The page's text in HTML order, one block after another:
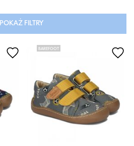
POKAŻ FILTRY
BAREFOOT